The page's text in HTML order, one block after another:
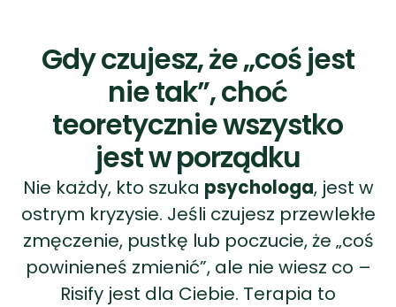
jest w porządku
Nie każdy, kto szukapsychologa
ostrym kryzysie. Jeśli czujesz przewlekłe
zmęczenie, pustkę lub poczucie, że „coś
powinieneś zmienić”, ale nie wiesz co –
Risify jest dla Ciebie. Terapia to
przestrzeń, w której możesz sprawdzić,
czy wolno Ci po prostu „nie wiedzieć”.
Pomożemy Ci rozplątać to, czego
samemu nie da się już poukładać.